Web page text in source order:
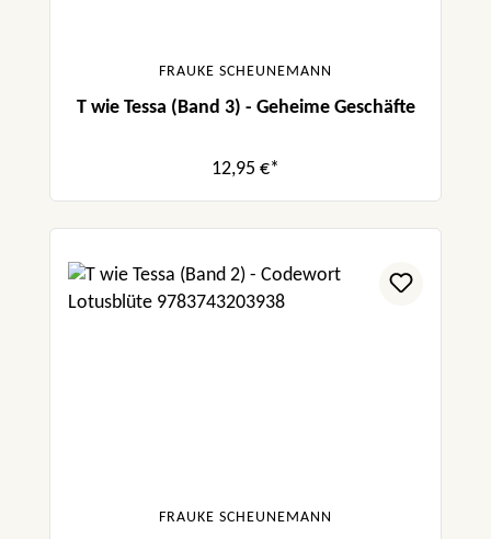
FRAUKE SCHEUNEMANN
T wie Tessa (Band 3) - Geheime Geschäfte
12,95 €*
FRAUKE SCHEUNEMANN